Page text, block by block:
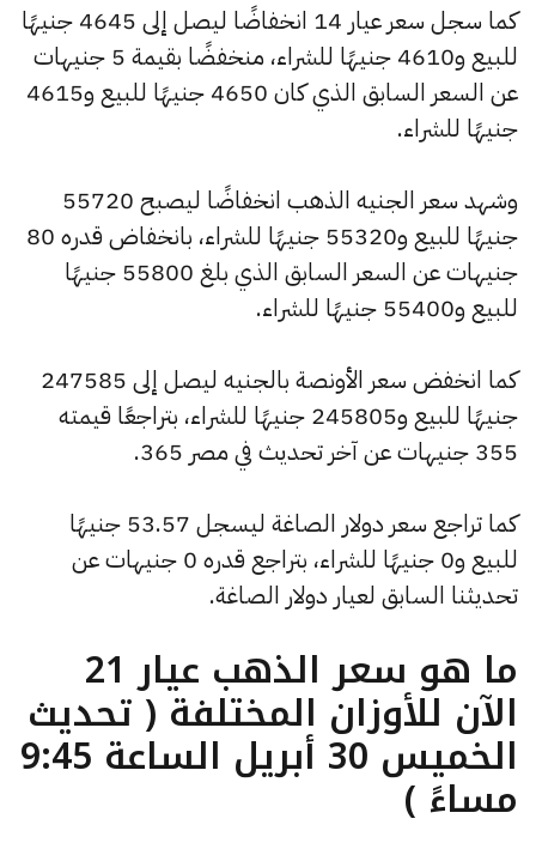
كما سجل سعر عيار 14 انخفاضًا ليصل إلى 4645 جنيهًا
للبيع و4610 جنيهًا للشراء، منخفضًا بقيمة 5 جنيهات
عن السعر السابق الذي كان 4650 جنيهًا للبيع و4615
جنيهًا للشراء.
وشهد سعر الجنيه الذهب انخفاضًا ليصبح 55720
جنيهًا للبيع و55320 جنيهًا للشراء، بانخفاض قدره 80
جنيهات عن السعر السابق الذي بلغ 55800 جنيهًا
للبيع و55400 جنيهًا للشراء.
كما انخفض سعر الأونصة بالجنيه ليصل إلى 247585
جنيهًا للبيع و245805 جنيهًا للشراء، بتراجعًا قيمته
355 جنيهات عن آخر تحديث في مصر 365.
كما تراجع سعر دولار الصاغة ليسجل 53.57 جنيهًا
للبيع و0 جنيهًا للشراء، بتراجع قدره 0 جنيهات عن
تحديثنا السابق لعيار دولار الصاغة.
ما هو سعر الذهب عيار 21
الآن للأوزان المختلفة ( تحديث
الخميس 30 أبريل الساعة 9:45
مساءً )